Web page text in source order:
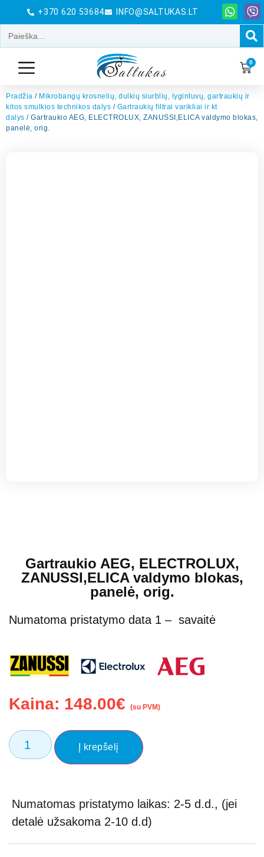
+370 620 53684 INFO@SALTUKAS.LT
0
Pradžia / Mikrobangų krosnelių, dulkių siurblių, lygintuvų, gartraukių ir
kitos smulkios technikos dalys / Gartraukių filtrai varikliai ir kt
dalys / Gartraukio AEG, ELECTROLUX, ZANUSSI,ELICA valdymo blokas,
panelė, orig.
Gartraukio AEG, ELECTROLUX,
ZANUSSI,ELICA valdymo blokas,
panelė, orig.
Numatoma pristatymo data 1 – savaitė
Kaina: 148.00€ (su PVM)
Į krepšelį
Numatomas pristatymo laikas: 2-5 d.d., (jei
detalė užsakoma 2-10 d.d)